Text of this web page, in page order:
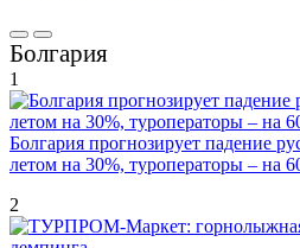
Болгария
1
Болгария прогнозирует падение
летом на 30%, туроператоры – на
2